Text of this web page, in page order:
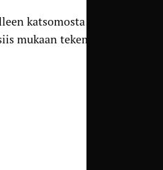
katsomosta kaiken
mukaan tekemään